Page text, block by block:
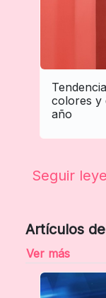
colores y
año
Seguir
Artículos
Ver más